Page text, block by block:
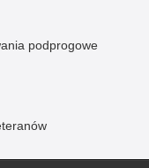
podprogowe